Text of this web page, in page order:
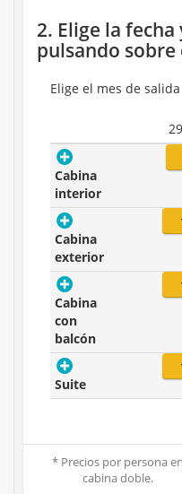
2. Elige la
pulsando sobre
Elige el mes de salida
Cabina
interior
Cabina
exterior
Cabina
con
balcón
Suite
* Precios por persona en
cabina doble.